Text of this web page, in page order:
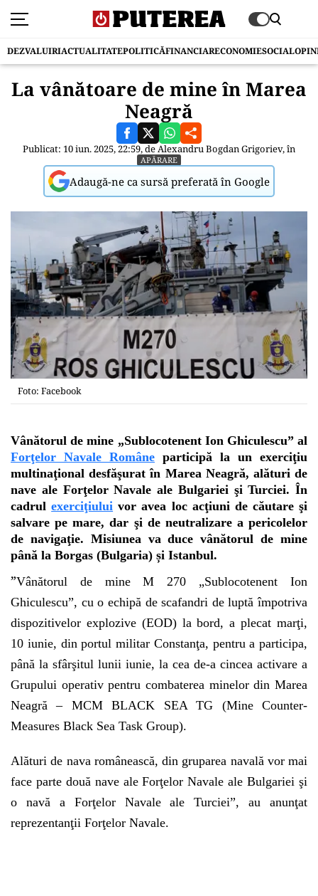
DEZVALUIRIACTUALITATEPOLITICĂFINANCIARECONOMIESOCIAL
La vânătoare de mine în Marea
Neagră
Publicat: 10 iun. 2025, 22:59, deAlexandru Bogdan Grigoriev, în
APĂRARE
Adaugă-ne ca sursă preferată în Google
Foto: Facebook
Vânătorul de mine „Sublocotenent Ion Ghiculescu” al
Forţelor Navale Române participă la un exerciţiu
multinaţional desfăşurat în Marea Neagră, alături de
nave ale Forţelor Navale ale Bulgariei şi Turciei. În
cadrulexerciţiului vor avea loc acţiuni de căutare şi
salvare pe mare, dar şi de neutralizare a pericolelor
de navigaţie. Misiunea va duce vânătorul de mine
până la Borgas (Bulgaria) și Istanbul.
”Vânătorul de mine M 270 „Sublocotenent Ion
Ghiculescu”, cu o echipă de scafandri de luptă împotriva
dispozitivelor explozive (EOD) la bord, a plecat marţi,
10 iunie, din portul militar Constanţa, pentru a participa,
până la sfârşitul lunii iunie, la cea de-a cincea activare a
Grupului operativ pentru combaterea minelor din Marea
Neagră – MCM BLACK SEA TG (Mine Counter-
Measures Black Sea Task Group).
Alături de nava românească, din gruparea navală vor mai
face parte două nave ale Forţelor Navale ale Bulgariei şi
o navă a Forţelor Navale ale Turciei”, au anunţat
reprezentanţii Forţelor Navale.